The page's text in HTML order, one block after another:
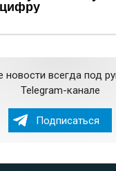
новости всегда под
Telegram-канале
Подписаться